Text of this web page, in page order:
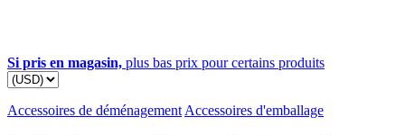
Si pris en magasin, plus bas prix pour certains produits
Accessoires de déménagement Accessoires d'emballage